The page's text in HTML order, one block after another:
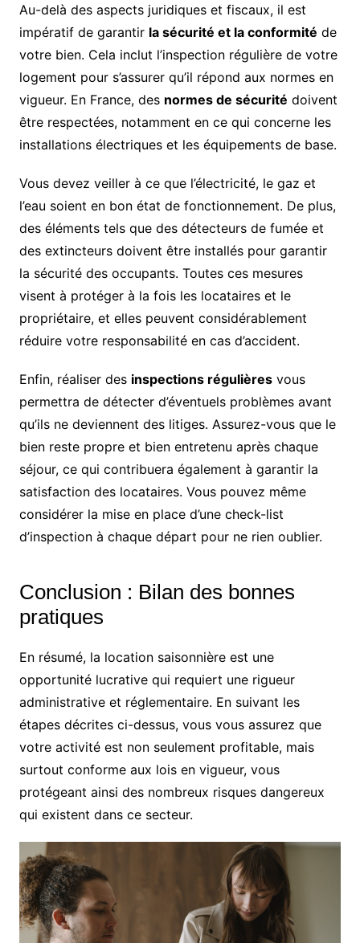
Au-delà des aspects juridiques et fiscaux, il est
impératif de garantir la sécurité et la conformité de
votre bien. Cela inclut l’inspection régulière de votre
logement pour s’assurer qu’il répond aux normes en
vigueur. En France, des normes de sécurité doivent
être respectées, notamment en ce qui concerne les
installations électriques et les équipements de base.
Vous devez veiller à ce que l’électricité, le gaz et
l’eau soient en bon état de fonctionnement. De plus,
des éléments tels que des détecteurs de fumée et
des extincteurs doivent être installés pour garantir
la sécurité des occupants. Toutes ces mesures
visent à protéger à la fois les locataires et le
propriétaire, et elles peuvent considérablement
réduire votre responsabilité en cas d’accident.
Enfin, réaliser des inspections régulièresvous
permettra de détecter d’éventuels problèmes avant
qu’ils ne deviennent des litiges. Assurez-vous que le
bien reste propre et bien entretenu après chaque
séjour, ce qui contribuera également à garantir la
satisfaction des locataires. Vous pouvez même
considérer la mise en place d’une check-list
d’inspection à chaque départ pour ne rien oublier.
Conclusion : Bilan des bonnes
pratiques
En résumé, la location saisonnière est une
opportunité lucrative qui requiert une rigueur
administrative et réglementaire. En suivant les
étapes décrites ci-dessus, vous vous assurez que
votre activité est non seulement profitable, mais
surtout conforme aux lois en vigueur, vous
protégeant ainsi des nombreux risques dangereux
qui existent dans ce secteur.